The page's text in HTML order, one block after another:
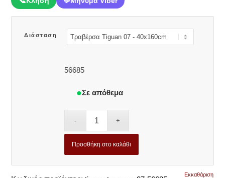
Διάσταση
Εκκαθάριση
56685
Σε απόθεμα
Προσθήκη στο καλάθι